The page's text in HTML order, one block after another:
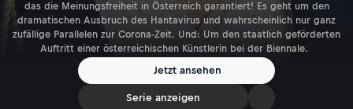
das die Meinungsfreiheit in Österreich garantiert! Es geht um den
dramatischen Ausbruch des Hantavirus und wahrscheinlich nur ganz
zufällige Parallelen zur Corona-Zeit. Und: Um den staatlich geförderten
Auftritt einer österreichischen Künstlerin bei der Biennale.
Jetzt ansehen
Serie anzeigen